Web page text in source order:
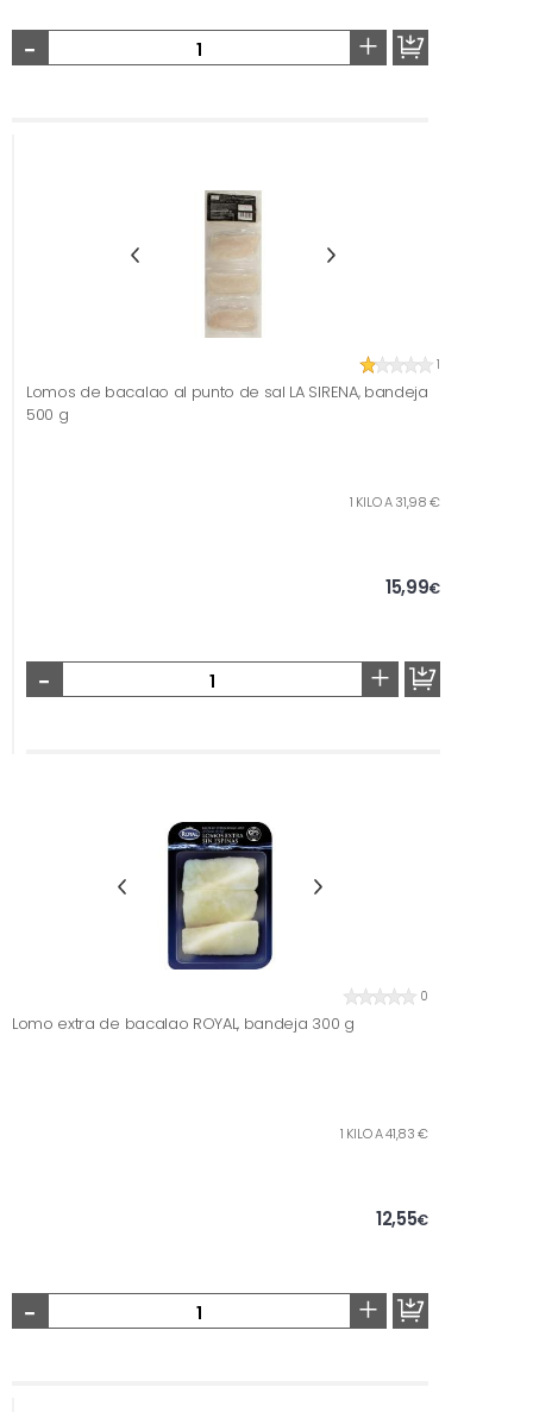
- +
1
Lomos de bacalao al punto de sal LA SIRENA, bandeja
500 g
1 KILO A 31,98 €
15,99€
- +
0
Lomo extra de bacalao ROYAL, bandeja 300 g
1 KILO A 41,83 €
12,55€
- +